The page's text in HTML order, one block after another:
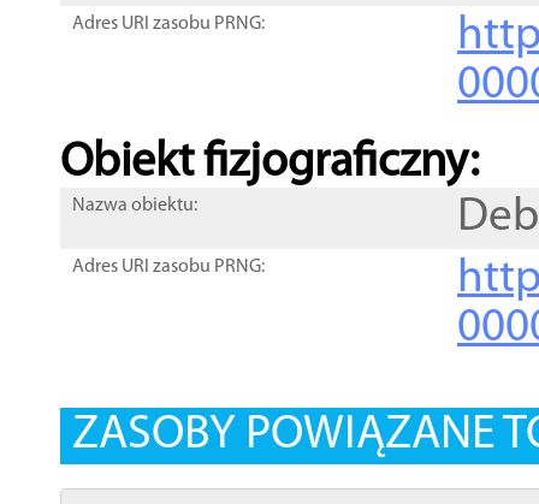
Adres URI zasobu PRNG:
Obiekt fizjograficzny:
Nazwa obiektu:
Adres URI zasobu PRNG:
ZASOBY POWIĄZANE